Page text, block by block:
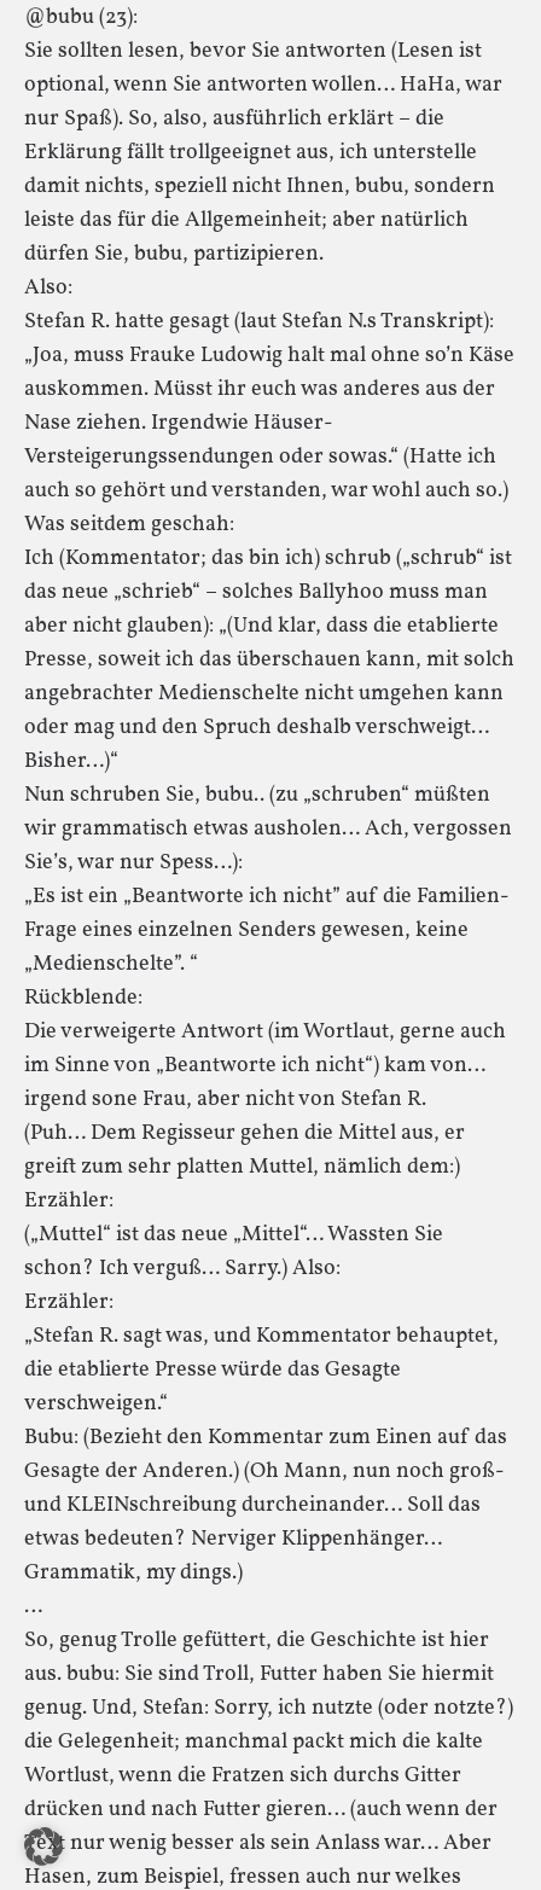
@bubu (23):
Sie sollten lesen, bevor Sie antworten (Lesen ist
optional, wenn Sie antworten wollen… HaHa, war
nur Spaß). So, also, ausführlich erklärt – die
Erklärung fällt trollgeeignet aus, ich unterstelle
damit nichts, speziell nicht Ihnen, bubu, sondern
leiste das für die Allgemeinheit; aber natürlich
dürfen Sie, bubu, partizipieren.
Also:
Stefan R. hatte gesagt (laut Stefan N.s Transkript):
„Joa, muss Frauke Ludowig halt mal ohne so’n Käse
auskommen. Müsst ihr euch was anderes aus der
Nase ziehen. Irgendwie Häuser-
Versteigerungssendungen oder sowas.“ (Hatte ich
auch so gehört und verstanden, war wohl auch so.)
Was seitdem geschah:
Ich (Kommentator; das bin ich) schrub („schrub“ ist
das neue „schrieb“ – solches Ballyhoo muss man
aber nicht glauben): „(Und klar, dass die etablierte
Presse, soweit ich das überschauen kann, mit solch
angebrachter Medienschelte nicht umgehen kann
oder mag und den Spruch deshalb verschweigt…
Bisher…)“
Nun schruben Sie, bubu.. (zu „schruben“ müßten
wir grammatisch etwas ausholen… Ach, vergossen
Sie’s, war nur Spess…):
„Es ist ein „Beantworte ich nicht” auf die Familien-
Frage eines einzelnen Senders gewesen, keine
„Medienschelte”. “
Rückblende:
Die verweigerte Antwort (im Wortlaut, gerne auch
im Sinne von „Beantworte ich nicht“) kam von…
irgend sone Frau, aber nicht von Stefan R.
(Puh… Dem Regisseur gehen die Mittel aus, er
greift zum sehr platten Muttel, nämlich dem:)
Erzähler:
(„Muttel“ ist das neue „Mittel“… Wassten Sie
schon? Ich verguß… Sarry.) Also:
Erzähler:
„Stefan R. sagt was, und Kommentator behauptet,
die etablierte Presse würde das Gesagte
verschweigen.“
Bubu: (Bezieht den Kommentar zum Einen auf das
Gesagte der Anderen.) (Oh Mann, nun noch groß-
und KLEINschreibung durcheinander… Soll das
etwas bedeuten? Nerviger Klippenhänger…
Grammatik, my dings.)
…
So, genug Trolle gefüttert, die Geschichte ist hier
aus. bubu: Sie sind Troll, Futter haben Sie hiermit
genug. Und, Stefan: Sorry, ich nutzte (oder notzte?)
die Gelegenheit; manchmal packt mich die kalte
Wortlust, wenn die Fratzen sich durchs Gitter
drücken und nach Futter gieren… (auch wenn der
Text nur wenig besser als sein Anlass war… Aber
Hasen, zum Beispiel, fressen auch nur welkes